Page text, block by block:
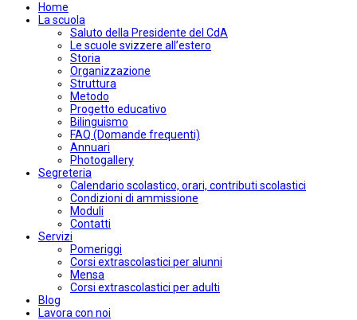
Home
La scuola
Saluto della Presidente del CdA
Le scuole svizzere all’estero
Storia
Organizzazione
Struttura
Metodo
Progetto educativo
Bilinguismo
FAQ (Domande frequenti)
Annuari
Photogallery
Segreteria
Calendario scolastico, orari, contributi scolastici
Condizioni di ammissione
Moduli
Contatti
Servizi
Pomeriggi
Corsi extrascolastici per alunni
Mensa
Corsi extrascolastici per adulti
Blog
Lavora con noi